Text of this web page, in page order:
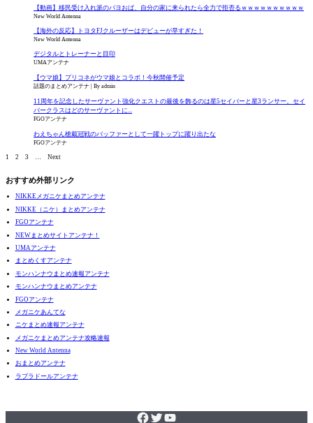
【動画】移民受け入れ派のパヨおば、自分の家に来られたら全力で拒否るｗｗｗｗｗｗｗｗｗｗ
New World Antenna
【海外の反応】トヨタFJクルーザーはデビューが早すぎた！
New World Antenna
デジタルとトレーナーと目印
UMAアンテナ
【ウマ娘】プリコネがウマ娘とコラボ！今秋開催予定
話題のまとめアンテナ By admin
11周年を記念したサーヴァント強化クエストの最後を飾るのは星5セイバーと星3ランサー。セイ
バークラスはどのサーヴァントに...
FGOアンテナ
わえちゃん槍戴冠戦のバッファーとして一躍トップに躍り出たな
FGOアンテナ
1 2 3 … Next
おすすめ外部リンク
NIKKEメガニケまとめアンテナ
NIKKE（ニケ）まとめアンテナ
FGOアンテナ
NEWまとめサイトアンテナ！
UMAアンテナ
まとめくすアンテナ
モンハンナウまとめ速報アンテナ
モンハンナウまとめアンテナ
FGOアンテナ
メガニケあんてな
ニケまとめ速報アンテナ
メガニケまとめアンテナ攻略速報
New World Antenna
おまとめアンテナ
ラブラドールアンテナ